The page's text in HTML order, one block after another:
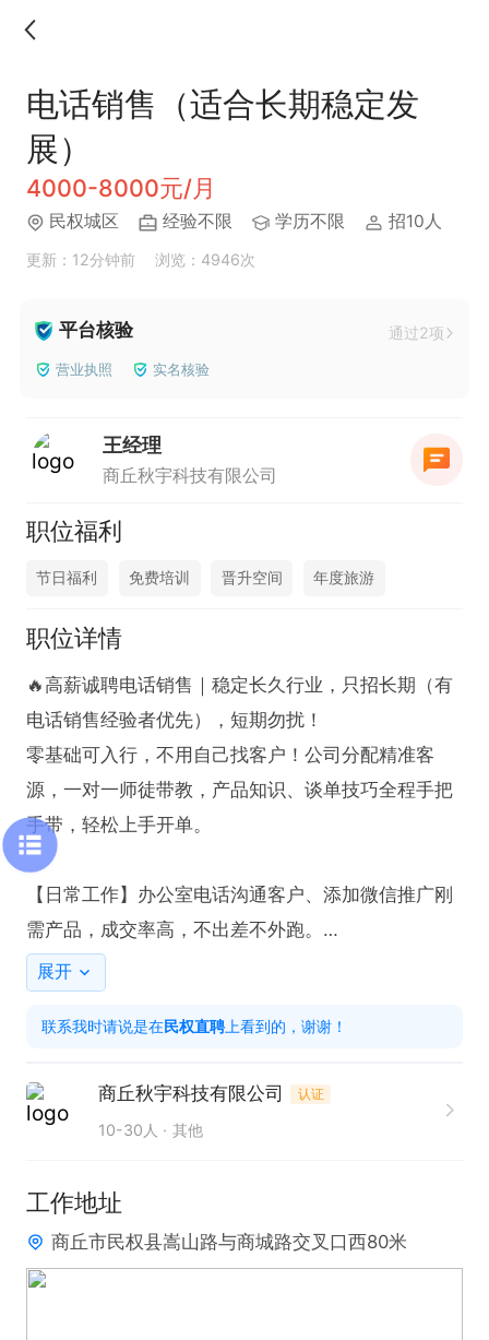
电话销售（适合长期稳定发
展）
4000-8000元/月
民权城区 经验不限 学历不限 招10人
更新：12分钟前 浏览：4946次
平台核验 通过2项
营业执照 实名核验
王经理
商丘秋宇科技有限公司
职位福利
节日福利 免费培训 晋升空间 年度旅游
职位详情
🔥高薪诚聘电话销售｜稳定长久行业，只招长期（有
电话销售经验者优先），短期勿扰！
零基础可入行，不用自己找客户！公司分配精准客
源，一对一师徒带教，产品知识、谈单技巧全程手把
手带，轻松上手开单。
【日常工作】办公室电话沟通客户、添加微信推广刚
需产品，成交率高，不出差不外跑。
+高额提成5%-10%+即时出单现金奖励
小时，绝不加班！
✅休息福利：每周单休，法定节假日带薪休假
展开
联系我时请说是在民权直聘 上看到的，谢谢！
商丘秋宇科技有限公司 认证
10-30人 其他
工作地址
商丘市民权县嵩山路与商城路交叉口西80米